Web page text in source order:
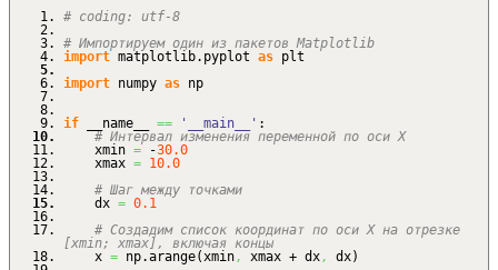
# coding: utf-8
# Импортируем один из пакетов Matplotlib
importmatplotlib. pyplot as plt
import numpy as np
if __name__ == '__main__' :
# Интервал изменения переменной по оси X
xmin =-30.0
xmax = 10.0
# Шаг между точками
dx = 0.1
# Создадим список координат по оси X на отрезке
[xmin; xmax], включая концы
x = np.arange(xmin, xmax + dx, dx)